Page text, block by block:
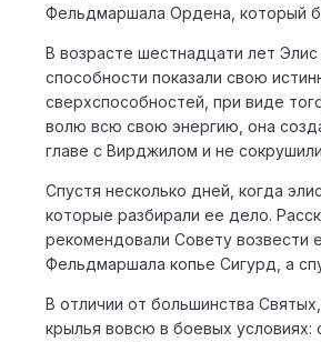
Фельдмаршала Ордена, который
В возрасте шестнадцати лет
способности показали свою
сверхспособностей, при виде
волю всю свою энергию, она
главе с Вирджилом и не
Спустя несколько дней, когда
которые разбирали ее дело.
рекомендовали Совету возвести
Фельдмаршала копье Сигурд, а
В отличии от большинства
крылья вовсю в боевых условиях: